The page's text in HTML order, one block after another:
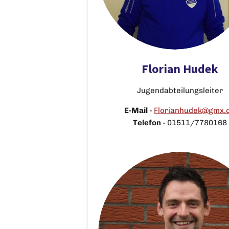
Florian Hudek
Jugendabteilungsleiter
E-Mail -
Telefon - 01511/7780168